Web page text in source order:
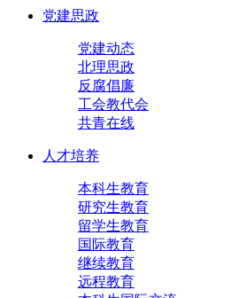
党建思政
党建动态
北理思政
反腐倡廉
工会教代会
共青在线
人才培养
本科生教育
研究生教育
留学生教育
国际教育
继续教育
远程教育